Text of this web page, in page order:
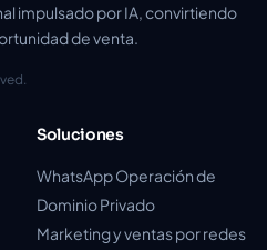
impulsado por IA, convirtiendo
de venta.
Soluciones
WhatsApp Operación de
Dominio Privado
Marketing y ventas por redes